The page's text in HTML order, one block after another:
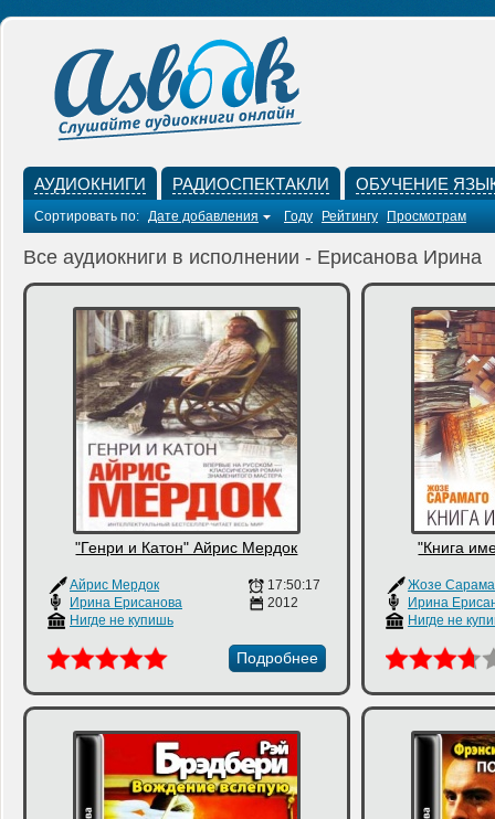
АУДИОКНИГИ РАДИОСПЕКТАКЛИ ОБУЧЕНИЕ
Сортировать по: Дате добавления Году Рейтингу Просмотрам
Все аудиокниги в исполнении - Ерисанова Ирина
"Генри и Катон" Айрис Мердок
Айрис Мердок
Ирина Ерисанова
Нигде не купишь
17:50:17
2012
Подробнее
"Книга
Жозе
Ирина
Нигде не